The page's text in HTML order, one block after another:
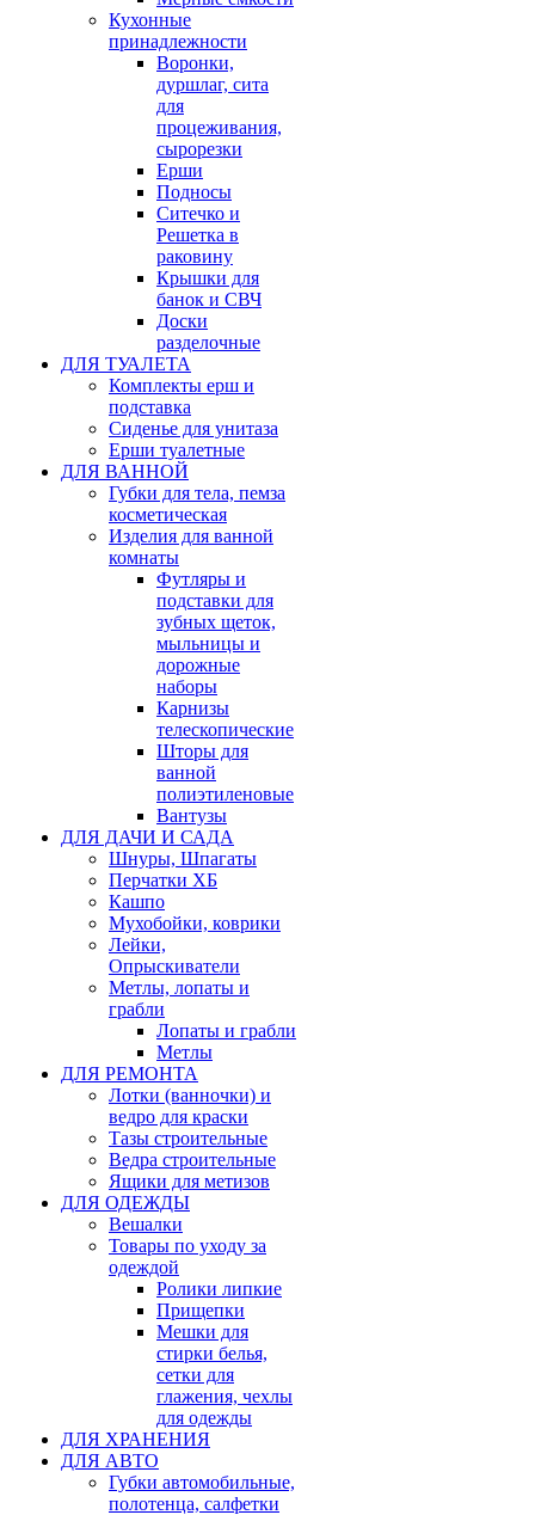
Кухонные
принадлежности
Воронки,
дуршлаг, сита
для
процеживания,
сырорезки
Ерши
Подносы
Ситечко и
Решетка в
раковину
Крышки для
банок и СВЧ
Доски
разделочные
ДЛЯ ТУАЛЕТА
Комплекты ерш и
подставка
Сиденье для унитаза
Ерши туалетные
ДЛЯ ВАННОЙ
Губки для тела, пемза
косметическая
Изделия для ванной
комнаты
Футляры и
подставки для
зубных щеток,
мыльницы и
дорожные
наборы
Карнизы
телескопические
Шторы для
ванной
полиэтиленовые
Вантузы
ДЛЯ ДАЧИ И САДА
Шнуры, Шпагаты
Перчатки ХБ
Кашпо
Мухобойки, коврики
Лейки,
Опрыскиватели
Метлы, лопаты и
грабли
Лопаты и грабли
Метлы
ДЛЯ РЕМОНТА
Лотки (ванночки) и
ведро для краски
Тазы строительные
Ведра строительные
Ящики для метизов
ДЛЯ ОДЕЖДЫ
Вешалки
Товары по уходу за
одеждой
Ролики липкие
Прищепки
Мешки для
стирки белья,
сетки для
глажения, чехлы
для одежды
ДЛЯ ХРАНЕНИЯ
ДЛЯ АВТО
Губки автомобильные,
полотенца, салфетки